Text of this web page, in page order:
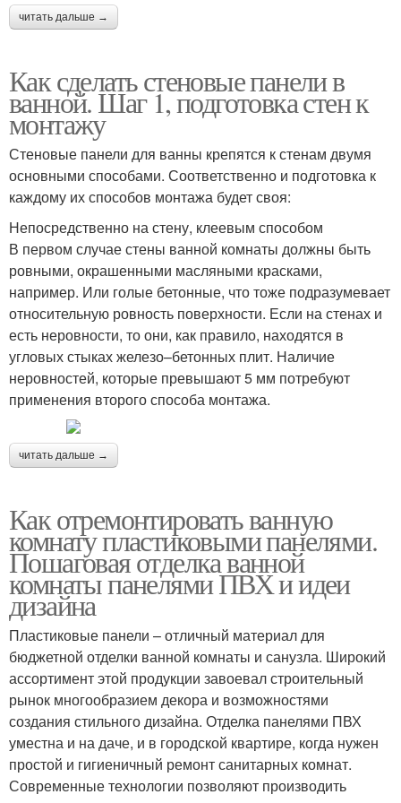
Обрешетка под
пластиковые панели
Припотолочные панели
Панели в ванной
комнате
Панели из плит
Реечные панели
Неприятности с
пластиковыми
панелями
Панели при отделке
Панели в кабинете Панели для дизайна
Панели для кухни Деревянные панели
Панели в квартире Панели на кухню
читать дальше →
Как сделать стеновые панели в
ванной. Шаг 1, подготовка стен к
монтажу
Стеновые панели для ванны крепятся к стенам двумя
основными способами. Соответственно и подготовка к
каждому их способов монтажа будет своя:
Непосредственно на стену, клеевым способом
В первом случае стены ванной комнаты должны быть
ровными, окрашенными масляными красками,
например. Или голые бетонные, что тоже подразумевает
относительную ровность поверхности. Если на стенах и
есть неровности, то они, как правило, находятся в
угловых стыках железо–бетонных плит. Наличие
неровностей, которые превышают 5 мм потребуют
применения второго способа монтажа.
читать дальше →
Как отремонтировать ванную
комнату пластиковыми панелями.
Пошаговая отделка ванной
комнаты панелями ПВХ и идеи
дизайна
Пластиковые панели – отличный материал для
бюджетной отделки ванной комнаты и санузла. Широкий
ассортимент этой продукции завоевал строительный
рынок многообразием декора и возможностями
создания стильного дизайна. Отделка панелями ПВХ
уместна и на даче, и в городской квартире, когда нужен
простой и гигиеничный ремонт санитарных комнат.
Современные технологии позволяют производить